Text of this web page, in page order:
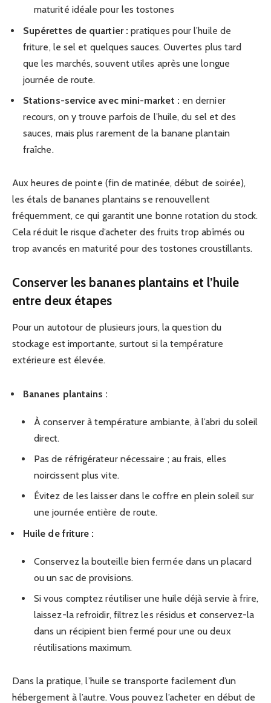
maturité idéale pour les tostones
Supérettes de quartier : pratiques pour l’huile de
friture, le sel et quelques sauces. Ouvertes plus tard
que les marchés, souvent utiles après une longue
journée de route.
Stations-service avec mini-market : en dernier
recours, on y trouve parfois de l’huile, du sel et des
sauces, mais plus rarement de la banane plantain
fraîche.
Aux heures de pointe (fin de matinée, début de soirée),
les étals de bananes plantains se renouvellent
fréquemment, ce qui garantit une bonne rotation du stock.
Cela réduit le risque d’acheter des fruits trop abîmés ou
trop avancés en maturité pour des tostones croustillants.
Conserver les bananes plantains et l’huile
entre deux étapes
Pour un autotour de plusieurs jours, la question du
stockage est importante, surtout si la température
extérieure est élevée.
Bananes plantains :
À conserver à température ambiante, à l’abri du soleil
direct.
Pas de réfrigérateur nécessaire ; au frais, elles
noircissent plus vite.
Évitez de les laisser dans le coffre en plein soleil sur
une journée entière de route.
Huile de friture :
Conservez la bouteille bien fermée dans un placard
ou un sac de provisions.
Si vous comptez réutiliser une huile déjà servie à frire,
laissez-la refroidir, filtrez les résidus et conservez-la
dans un récipient bien fermé pour une ou deux
réutilisations maximum.
Dans la pratique, l’huile se transporte facilement d’un
hébergement à l’autre. Vous pouvez l’acheter en début de